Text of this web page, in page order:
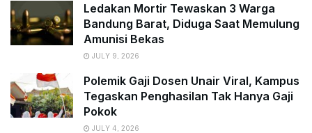
Ledakan Mortir Tewaskan 3 Warga
Bandung Barat, Diduga Saat Memulung
Amunisi Bekas
JULY 9, 2026
Polemik Gaji Dosen Unair Viral, Kampus
Tegaskan Penghasilan Tak Hanya Gaji
Pokok
JULY 4, 2026